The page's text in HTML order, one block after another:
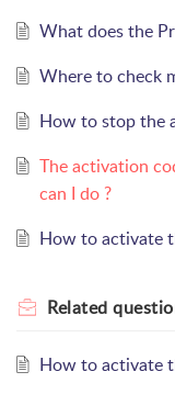
What does the
Where to check
How to stop the
The activation
can I do ?
How to activate
Related
How to activate